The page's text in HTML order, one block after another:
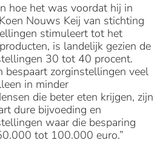
hoe het was voordat hij in
Nouws Keij van stichting
stimuleert tot het
is landelijk gezien de
30 tot 40 procent.
bespaart zorginstellingen veel
in minder
die beter eten krijgen, zijn
dure bijvoeding en
waar die besparing
tot 100.000 euro.”